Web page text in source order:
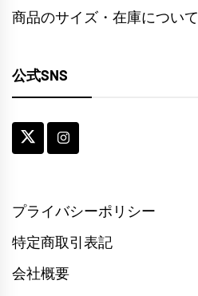
商品のサイズ・在庫について
公式SNS
プライバシーポリシー
特定商取引表記
会社概要